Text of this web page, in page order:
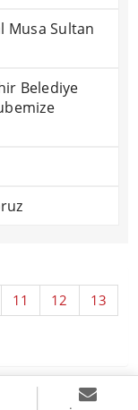
Musa Sultan
Belediye
11 12
13